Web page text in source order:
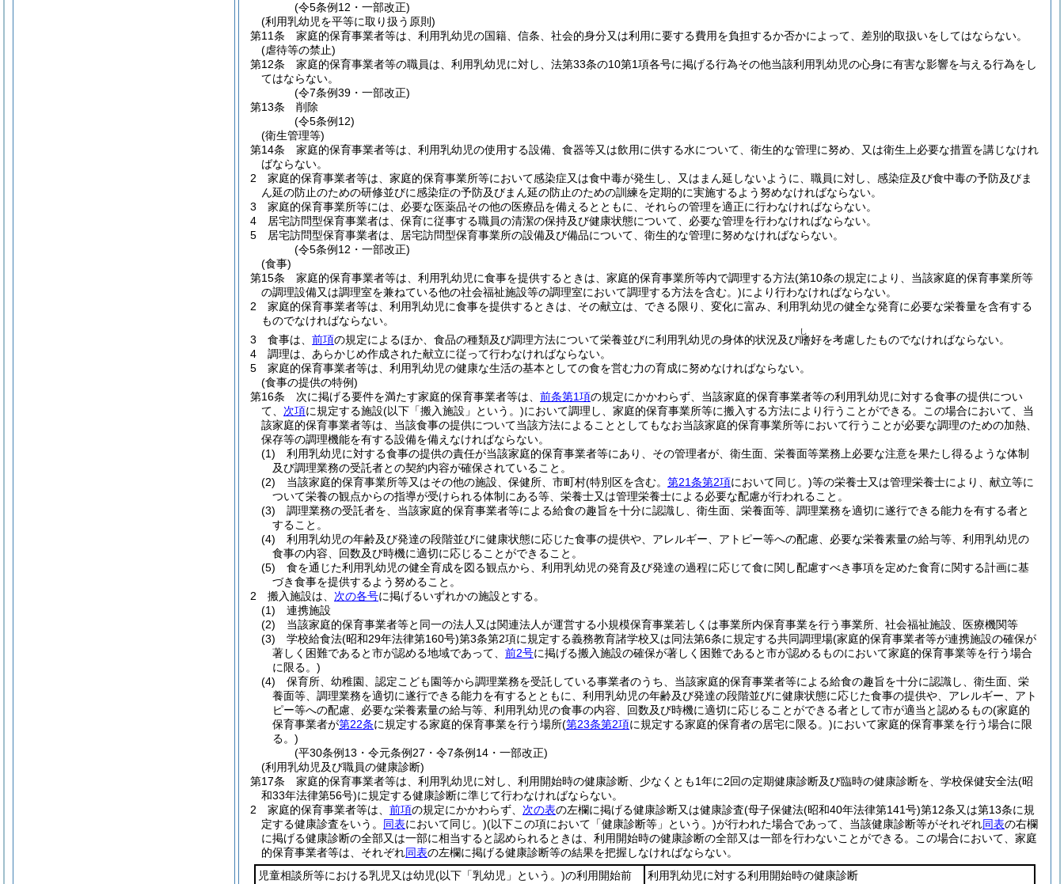
(令5条例12・一部改正)
(利用乳幼児を平等に取り扱う原則)
第11条
家庭的保育事業者等は、利用乳幼児の国籍、信条、社会的身分又は利用に要する費用を負担するか否かによって、差別的取扱いをしてはならない。
(虐待等の禁止)
第12条
家庭的保育事業者等の職員は、利用乳幼児に対し、法第33条の10第1項各号に掲げる行為その他当該利用乳幼児の心身に有害な影響を与える行為をし
てはならない。
(令7条例39・一部改正)
第13条
削除
(令5条例12)
(衛生管理等)
第14条
家庭的保育事業者等は、利用乳幼児の使用する設備、食器等又は飲用に供する水について、衛生的な管理に努め、又は衛生上必要な措置を講じなけれ
ばならない。
2
家庭的保育事業者等は、家庭的保育事業所等において感染症又は食中毒が発生し、又はまん延しないように、職員に対し、感染症及び食中毒の予防及びま
ん延の防止のための研修並びに感染症の予防及びまん延の防止のための訓練を定期的に実施するよう努めなければならない。
3
家庭的保育事業所等には、必要な医薬品その他の医療品を備えるとともに、それらの管理を適正に行わなければならない。
4
居宅訪問型保育事業者は、保育に従事する職員の清潔の保持及び健康状態について、必要な管理を行わなければならない。
5
居宅訪問型保育事業者は、居宅訪問型保育事業所の設備及び備品について、衛生的な管理に努めなければならない。
(令5条例12・一部改正)
(食事)
第15条
家庭的保育事業者等は、利用乳幼児に食事を提供するときは、家庭的保育事業所等内で調理する方法(第10条の規定により、当該家庭的保育事業所等
の調理設備又は調理室を兼ねている他の社会福祉施設等の調理室において調理する方法を含む。)により行わなければならない。
2
家庭的保育事業者等は、利用乳幼児に食事を提供するときは、その献立は、できる限り、変化に富み、利用乳幼児の健全な発育に必要な栄養量を含有する
ものでなければならない。
3
食事は、 前項の規定によるほか、食品の種類及び調理方法について栄養並びに利用乳幼児の身体的状況及び嗜
し
好を考慮したものでなければならない。
4
調理は、あらかじめ作成された献立に従って行わなければならない。
5
家庭的保育事業者等は、利用乳幼児の健康な生活の基本としての食を営む力の育成に努めなければならない。
(食事の提供の特例)
第16条
次に掲げる要件を満たす家庭的保育事業者等は、 前条第1項の規定にかかわらず、当該家庭的保育事業者等の利用乳幼児に対する食事の提供につい
て、 次項に規定する施設(以下「搬入施設」という。)において調理し、家庭的保育事業所等に搬入する方法により行うことができる。
この場合において、当
該家庭的保育事業者等は、当該食事の提供について当該方法によることとしてもなお当該家庭的保育事業所等において行うことが必要な調理のための加熱、
保存等の調理機能を有する設備を備えなければならない。
(1)
利用乳幼児に対する食事の提供の責任が当該家庭的保育事業者等にあり、その管理者が、衛生面、栄養面等業務上必要な注意を果たし得るような体制
及び調理業務の受託者との契約内容が確保されていること。
(2)
当該家庭的保育事業所等又はその他の施設、保健所、市町村(特別区を含む。 第21条第2項において同じ。)等の栄養士又は管理栄養士により、献立等に
ついて栄養の観点からの指導が受けられる体制にある等、栄養士又は管理栄養士による必要な配慮が行われること。
(3)
調理業務の受託者を、当該家庭的保育事業者等による給食の趣旨を十分に認識し、衛生面、栄養面等、調理業務を適切に遂行できる能力を有する者と
すること。
(4)
利用乳幼児の年齢及び発達の段階並びに健康状態に応じた食事の提供や、アレルギー、アトピー等への配慮、必要な栄養素量の給与等、利用乳幼児の
食事の内容、回数及び時機に適切に応じることができること。
(5)
食を通じた利用乳幼児の健全育成を図る観点から、利用乳幼児の発育及び発達の過程に応じて食に関し配慮すべき事項を定めた食育に関する計画に基
づき食事を提供するよう努めること。
2
搬入施設は、 次の各号に掲げるいずれかの施設とする。
(1)
連携施設
(2)
当該家庭的保育事業者等と同一の法人又は関連法人が運営する小規模保育事業若しくは事業所内保育事業を行う事業所、社会福祉施設、医療機関等
(3)
学校給食法(昭和29年法律第160号)第3条第2項に規定する義務教育諸学校又は同法第6条に規定する共同調理場(家庭的保育事業者等が連携施設の確保が
著しく困難であると市が認める地域であって、 前2号に掲げる搬入施設の確保が著しく困難であると市が認めるものにおいて家庭的保育事業等を行う場合
に限る。)
(4)
保育所、幼稚園、認定こども園等から調理業務を受託している事業者のうち、当該家庭的保育事業者等による給食の趣旨を十分に認識し、衛生面、栄
養面等、調理業務を適切に遂行できる能力を有するとともに、利用乳幼児の年齢及び発達の段階並びに健康状態に応じた食事の提供や、アレルギー、アト
ピー等への配慮、必要な栄養素量の給与等、利用乳幼児の食事の内容、回数及び時機に適切に応じることができる者として市が適当と認めるもの(家庭的
保育事業者が第22条に規定する家庭的保育事業を行う場所(第23条第2項に規定する家庭的保育者の居宅に限る。)において家庭的保育事業を行う場合に限
る。)
(平30条例13・令元条例27・令7条例14・一部改正)
(利用乳幼児及び職員の健康診断)
第17条
家庭的保育事業者等は、利用乳幼児に対し、利用開始時の健康診断、少なくとも1年に2回の定期健康診断及び臨時の健康診断を、学校保健安全法(昭
和33年法律第56号)に規定する健康診断に準じて行わなければならない。
2
家庭的保育事業者等は、 前項の規定にかかわらず、 次の表の左欄に掲げる健康診断又は健康診査(母子保健法(昭和40年法律第141号)第12条又は第13条に規
定する健康診査をいう。 同表において同じ。)(以下この項において「健康診断等」という。)が行われた場合であって、当該健康診断等がそれぞれ同表の右欄
に掲げる健康診断の全部又は一部に相当すると認められるときは、利用開始時の健康診断の全部又は一部を行わないことができる。
この場合において、家庭
的保育事業者等は、それぞれ同表の左欄に掲げる健康診断等の結果を把握しなければならない。
児童相談所等における乳児又は幼児(以下「乳幼児」という。)の利用開始前
利用乳幼児に対する利用開始時の健康診断